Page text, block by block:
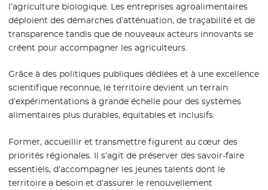
l’agriculture biologique. Les entreprises agroalimentaires
déploient des démarches d’atténuation, de traçabilité et de
transparence tandis que de nouveaux acteurs innovants se
créent pour accompagner les agriculteurs.
Grâce à des politiques publiques dédiées et à une excellence
scientifique reconnue, le territoire devient un terrain
d’expérimentations à grande échelle pour des systèmes
alimentaires plus durables, équitables et inclusifs.
Former, accueillir et transmettre figurent au cœur des
priorités régionales. Il s’agit de préserver des savoir-faire
essentiels, d’accompagner les jeunes talents dont le
territoire a besoin et d’assurer le renouvellement